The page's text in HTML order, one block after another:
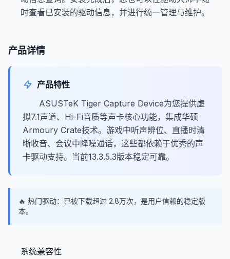
时查看已安装的驱动信息，并进行统一管理与维护。
产品详情
产品特性
ASUSTeK Tiger Capture Device为您提供虚
拟7.1声道、Hi-Fi音质等声卡核心功能，集成华硕
Armoury Crate技术。游戏中听声辨位、直播时清
晰收音、会议中降噪通话，这些都依赖于优秀的声
卡驱动支持。当前13.3.5.3版本稳定可靠。
🔥 热门驱动：已被下载超过 2.8万次，是用户信赖的稳定版
本。
系统兼容性